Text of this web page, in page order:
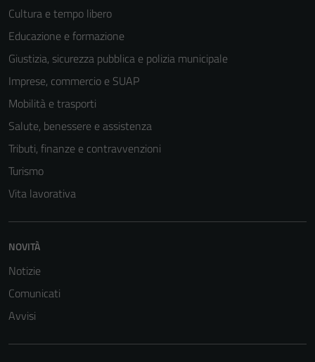
Cultura e tempo libero
Educazione e formazione
Giustizia, sicurezza pubblica e polizia municipale
Imprese, commercio e SUAP
Mobilità e trasporti
Salute, benessere e assistenza
Tributi, finanze e contravvenzioni
Turismo
Vita lavorativa
NOVITÀ
Notizie
Comunicati
Avvisi